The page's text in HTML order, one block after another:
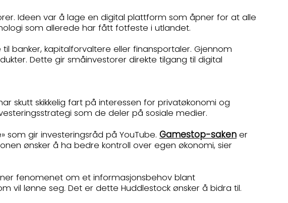
Ideen var å lage en digital plattform som åpner for at alle
som allerede har fått fotfeste i utlandet.
banker, kapitalforvaltere eller finansportaler. Gjennom
Dette gir småinvestorer direkte tilgang til digital
skutt skikkelig fart på interessen for privatøkonomi og
som de deler på sosiale medier.
som gir investeringsråd på YouTube. Gamestop-saken er
ønsker å ha bedre kontroll over egen økonomi, sier
fenomenet om et informasjonsbehov blant
vil lønne seg. Det er dette Huddlestock ønsker å bidra til.